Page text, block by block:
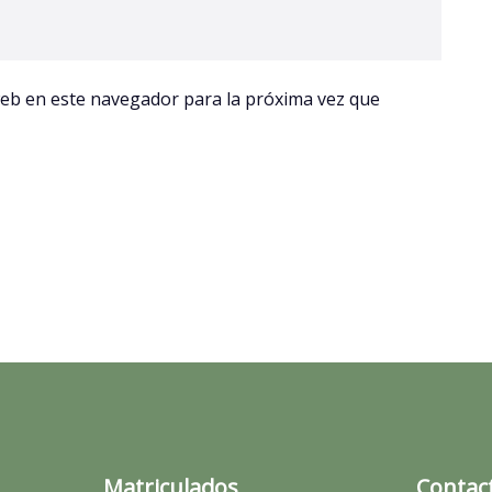
en este navegador para la próxima vez que